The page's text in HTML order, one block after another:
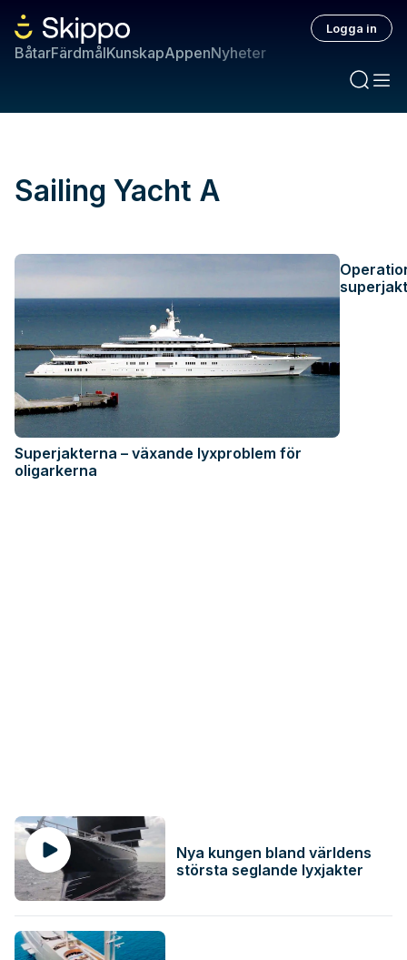
BåtarFärdmålKunskapAppenNyheter
Logga in
Sailing Yacht A
Superjakterna – växande lyxproblem för
oligarkerna
Nya kungen bland världens
största seglande lyxjakter